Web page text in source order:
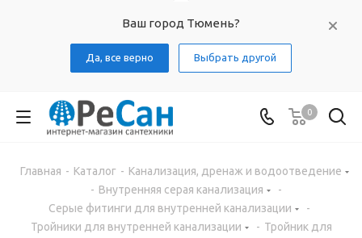
Ваш город Тюмень?
Да, все верно Выбрать другой
0
Главная - Каталог - Канализация, дренаж и водоотведение
- Внутренняя серая канализация
-
Серые фитинги для внутренней канализации
-
Тройники для внутренней канализации
- Тройник для